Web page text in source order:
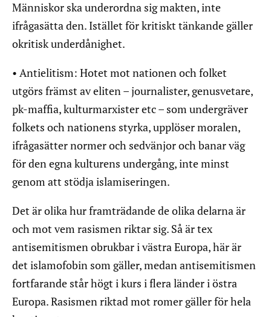
Människor ska underordna sig makten, inte
ifrågasätta den. Istället för kritiskt tänkande gäller
okritisk underdånighet.
• Antielitism: Hotet mot nationen och folket
utgörs främst av eliten – journalister, genusvetare,
pk-maffia, kulturmarxister etc – som undergräver
folkets och nationens styrka, upplöser moralen,
ifrågasätter normer och sedvänjor och banar väg
för den egna kulturens undergång, inte minst
genom att stödja islamiseringen.
Det är olika hur framträdande de olika delarna är
och mot vem rasismen riktar sig. Så är tex
antisemitismen obrukbar i västra Europa, här är
det islamofobin som gäller, medan antisemitismen
fortfarande står högt i kurs i flera länder i östra
Europa. Rasismen riktad mot romer gäller för hela